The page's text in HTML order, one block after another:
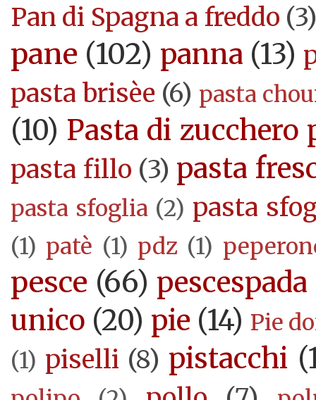
Pan di Spagna a freddo (3)
pane (102) panna (13)
pasta brisèe (6) pasta
(10) Pasta di zucchero
pasta fillo (3) pasta
pasta sfoglia (2) pasta
(1) patè (1) pdz (1)
pesce (66) pescespada
unico (20) pie (14) Pie
(1) piselli (8) pistacchi